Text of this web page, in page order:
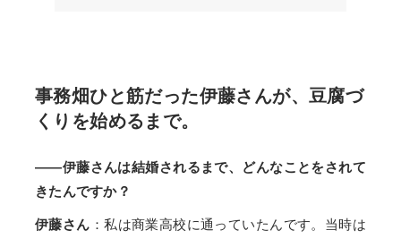
事務畑ひと筋だった伊藤さんが、豆腐づ
くりを始めるまで。
——伊藤さんは結婚されるまで、どんなことをされて
きたんですか？
伊藤さん ：私は商業高校に通っていたんです。当時は